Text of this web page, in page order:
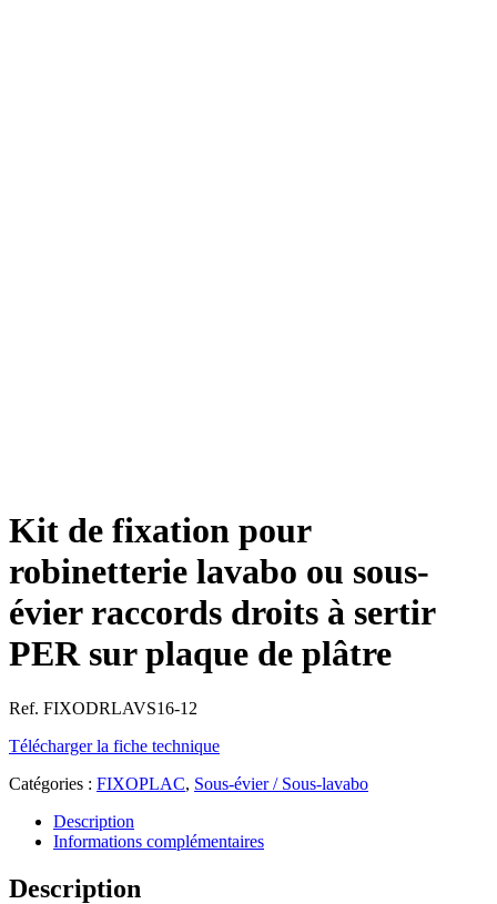
Kit de fixation pour
robinetterie lavabo ou sous-
évier raccords droits à sertir
PER sur plaque de plâtre
Ref. FIXODRLAVS16-12
Télécharger la fiche technique
Catégories : FIXOPLAC, Sous-évier / Sous-lavabo
Description
Informations complémentaires
Description